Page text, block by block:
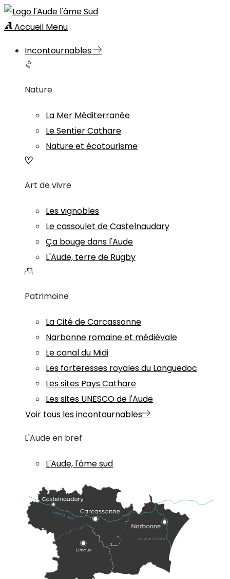
Accueil Menu
Incontournables
Nature
La Mer Méditerranée
Le Sentier Cathare
Nature et écotourisme
Art de vivre
Les vignobles
Le cassoulet de Castelnaudary
Ça bouge dans l'Aude
L'Aude, terre de Rugby
Patrimoine
La Cité de Carcassonne
Narbonne romaine et médiévale
Le canal du Midi
Les forteresses royales du Languedoc
Les sites Pays Cathare
Les sites UNESCO de l'Aude
Voir tous les incontournables
L'Aude en bref
L'Aude, l'âme sud